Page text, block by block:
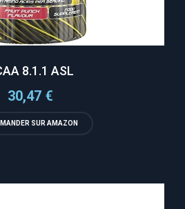
8.1.1 ASL
30,47 €
SUR AMAZON